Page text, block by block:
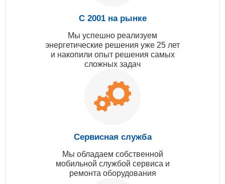
С 2001 на рынке
Мы успешно реализуем
энергетические решения уже 25 лет
и накопили опыт решения самых
сложных задач
Сервисная служба
Мы обладаем собственной
мобильной службой сервиса и
ремонта оборудования